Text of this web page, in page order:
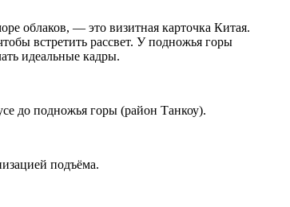
облаков, — это визитная карточка Китая.
встретить рассвет. У подножья горы
идеальные кадры.
до подножья горы (район Танкоу).
подъёма.